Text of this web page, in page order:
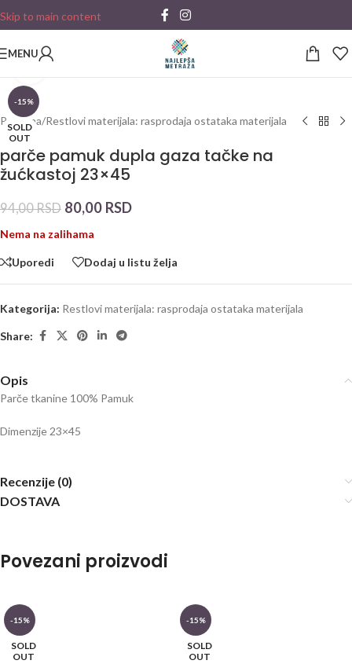
Skip to main content
MENU
-15%
SOLD
OUT
Početna/Restlovi materijala: rasprodaja ostataka materijala
parče pamuk dupla gaza tačke na
žućkastoj 23×45
94,00RSD 80,00 RSD
Nema na zalihama
Uporedi Dodaj u listu želja
Kategorija: Restlovi materijala: rasprodaja ostataka materijala
Share:
Opis
Parče tkanine 100% Pamuk
Dimenzije 23×45
Recenzije (0)
DOSTAVA
Povezani proizvodi
-15%
SOLD
OUT
-15%
SOLD
OUT